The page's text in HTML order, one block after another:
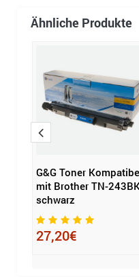
Ähnliche Produkte
G&G Toner
mit Brother TN-
schwarz
27,20€